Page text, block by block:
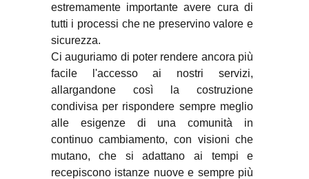
estremamente importante avere cura di
tutti i processi che ne preservino valore e
sicurezza.
Ci auguriamo di poter rendere ancora più
facile l'accesso ai nostri servizi,
allargandone così la costruzione
condivisa per rispondere sempre meglio
alle esigenze di una comunità in
continuo cambiamento, con visioni che
mutano, che si adattano ai tempi e
recepiscono istanze nuove e sempre più